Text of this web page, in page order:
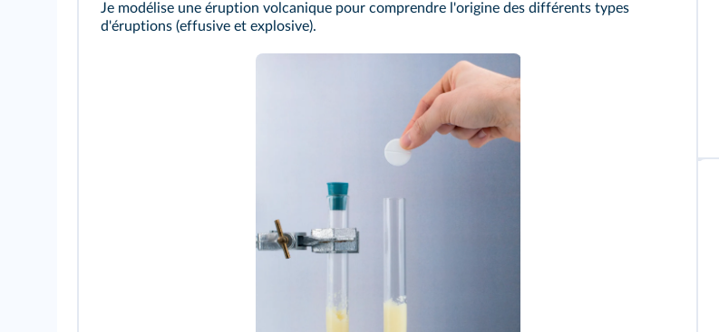
Je modélise une éruption volcanique pour comprendre l'origine des différents types
d'éruptions (effusive et explosive).